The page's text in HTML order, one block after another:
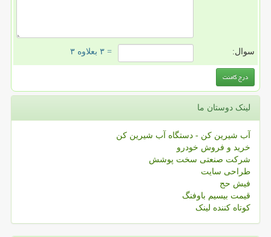
سوال: = ۳ بعلاوه ۳
لینک دوستان ما
آب شیرین کن - دستگاه آب شیرین کن
خرید و فروش خودرو
شرکت صنعتی سخت پوشش
طراحی سایت
فیش حج
قیمت بیسیم باوفنگ
کوتاه کننده لینک